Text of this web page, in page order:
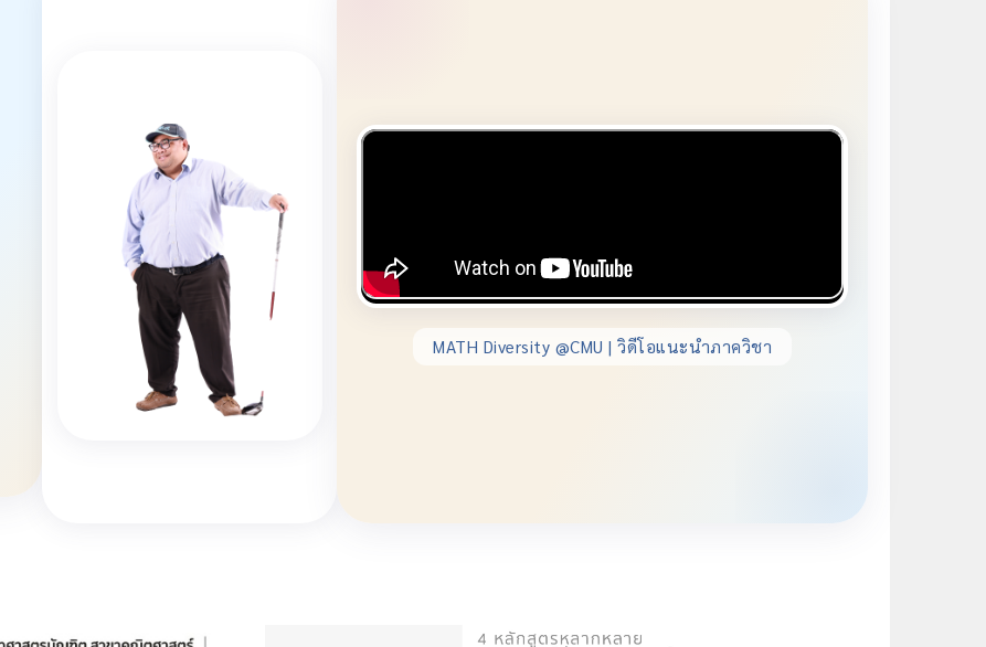
MATH Diversity @CMU | วิดีโอแนะนำภาควิชา